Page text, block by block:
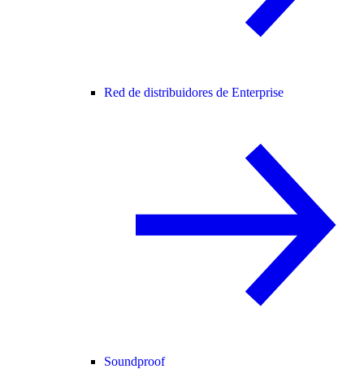
Red de distribuidores de Enterprise
Soundproof